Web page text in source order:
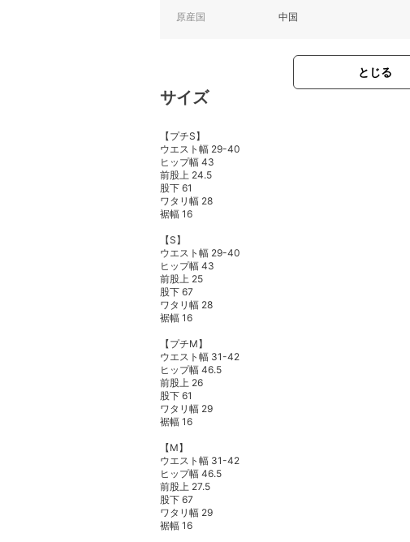
原産国 中国
とじる
サイズ
【プチS】
ウエスト幅 29-40
ヒップ幅 43
前股上 24.5
股下 61
ワタリ幅 28
裾幅 16
【S】
ウエスト幅 29-40
ヒップ幅 43
前股上 25
股下 67
ワタリ幅 28
裾幅 16
【プチM】
ウエスト幅 31-42
ヒップ幅 46.5
前股上 26
股下 61
ワタリ幅 29
裾幅 16
【M】
ウエスト幅 31-42
ヒップ幅 46.5
前股上 27.5
股下 67
ワタリ幅 29
裾幅 16